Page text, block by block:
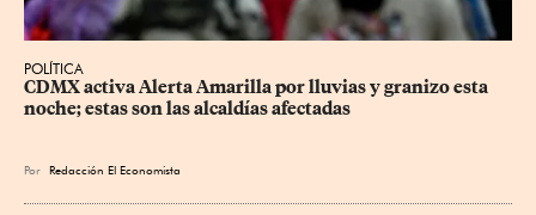
POLÍTICA
CDMX activa Alerta Amarilla por lluvias y granizo esta
noche; estas son las alcaldías afectadas
Por Redacción El Economista